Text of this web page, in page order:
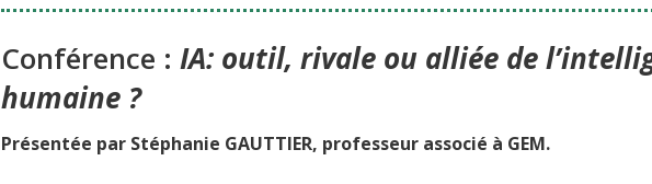
Conférence : IA: outil, rivale ou alliée de
humaine ?
Présentée par Stéphanie GAUTTIER, professeur associé à GEM.